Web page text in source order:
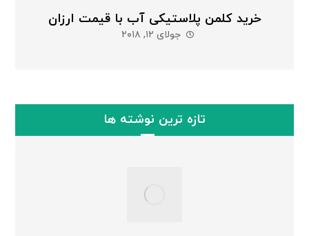
خرید کلمن پلاستیکی آب با قیمت ارزان
جولای ۱۲, ۲۰۱۸
تازه ترین نوشته ها